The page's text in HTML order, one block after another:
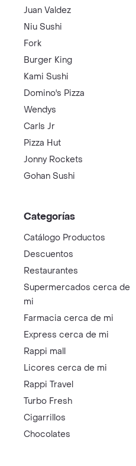
Juan Valdez
Niu Sushi
Fork
Burger King
Kami Sushi
Domino's Pizza
Wendys
Carls Jr
Pizza Hut
Jonny Rockets
Gohan Sushi
Categorías
Catálogo Productos
Descuentos
Restaurantes
Supermercados cerca de
mi
Farmacia cerca de mi
Express cerca de mi
Rappi mall
Licores cerca de mi
Rappi Travel
Turbo Fresh
Cigarrillos
Chocolates